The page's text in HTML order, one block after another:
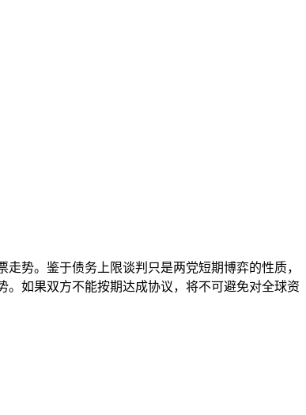
势。鉴于债务上限谈判只是两党短期博弈的性质，
如果双方不能按期达成协议，将不可避免对全球资